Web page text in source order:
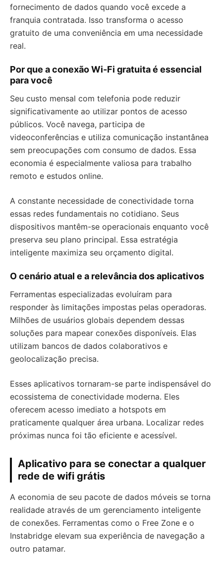
fornecimento de dados quando você excede a
franquia contratada. Isso transforma o acesso
gratuito de uma conveniência em uma necessidade
real.
Por que a conexão Wi-Fi gratuita é essencial
para você
Seu custo mensal com telefonia pode reduzir
significativamente ao utilizar pontos de acesso
públicos. Você navega, participa de
videoconferências e utiliza comunicação instantânea
sem preocupações com consumo de dados. Essa
economia é especialmente valiosa para trabalho
remoto e estudos online.
A constante necessidade de conectividade torna
essas redes fundamentais no cotidiano. Seus
dispositivos mantêm-se operacionais enquanto você
preserva seu plano principal. Essa estratégia
inteligente maximiza seu orçamento digital.
O cenário atual e a relevância dos aplicativos
Ferramentas especializadas evoluíram para
responder às limitações impostas pelas operadoras.
Milhões de usuários globais dependem dessas
soluções para mapear conexões disponíveis. Elas
utilizam bancos de dados colaborativos e
geolocalização precisa.
Esses aplicativos tornaram-se parte indispensável do
ecossistema de conectividade moderna. Eles
oferecem acesso imediato a hotspots em
praticamente qualquer área urbana. Localizar redes
próximas nunca foi tão eficiente e acessível.
Aplicativo para se conectar a qualquer
rede de wifi grátis
A economia de seu pacote de dados móveis se torna
realidade através de um gerenciamento inteligente
de conexões. Ferramentas como o Free Zone e o
Instabridge elevam sua experiência de navegação a
outro patamar.